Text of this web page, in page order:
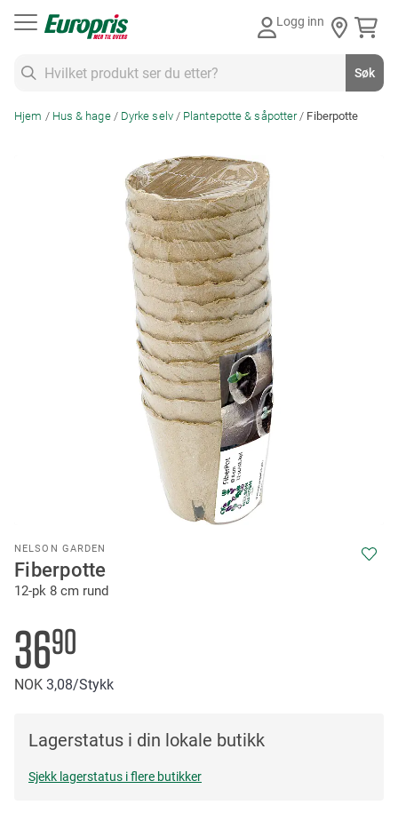
Logg inn
Søk
Hjem Hus & hage Dyrke selv Plantepotte & såpotter Fiberpotte
NELSON GARDEN
Fiberpotte
12-pk 8 cm rund
3690
NOK 3 08/Stykk
Lagerstatus i din lokale butikk
Sjekk lagerstatus i flere butikker
to
the
beginning
the
images
gallery